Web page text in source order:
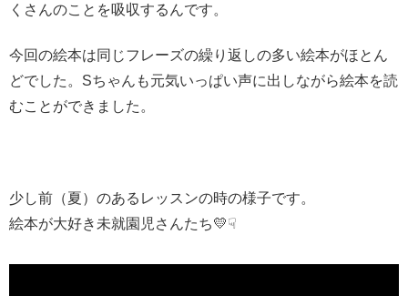
くさんのことを吸収するんです。
今回の絵本は同じフレーズの繰り返しの多い絵本がほとん
どでした。Sちゃんも元気いっぱい声に出しながら絵本を読
むことができました。
少し前（夏）のあるレッスンの時の様子です。
絵本が大好き未就園児さんたち💛☟